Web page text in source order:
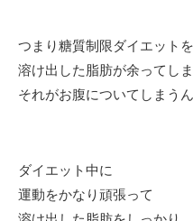
つまり糖質制限ダイエット
溶け出した脂肪が余ってし
それがお腹についてしまう
ダイエット中に
運動をかなり頑張って